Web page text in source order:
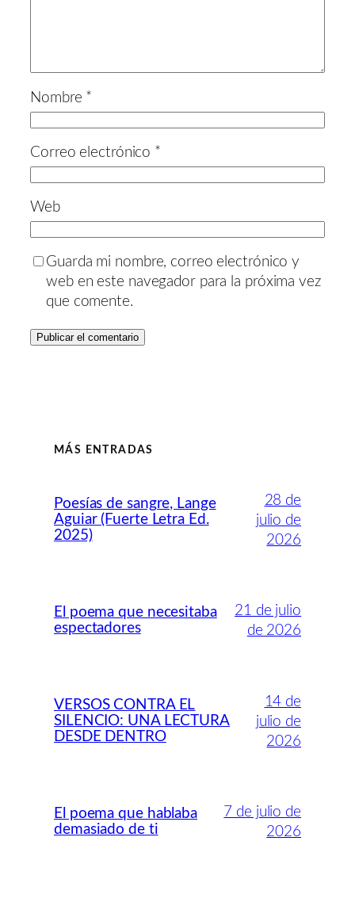
Nombre *
Correo electrónico *
Web
Guarda mi nombre, correo electrónico y
web en este navegador para la próxima vez
que comente.
MÁS ENTRADAS
Poesías de sangre, Lange
Aguiar (Fuerte Letra Ed.
2025)
28 de
julio de
2026
El poema que necesitaba
espectadores
21 de julio
de 2026
VERSOS CONTRA EL
SILENCIO: UNA LECTURA
DESDE DENTRO
14 de
julio de
2026
El poema que hablaba
demasiado de ti
7 de julio de
2026